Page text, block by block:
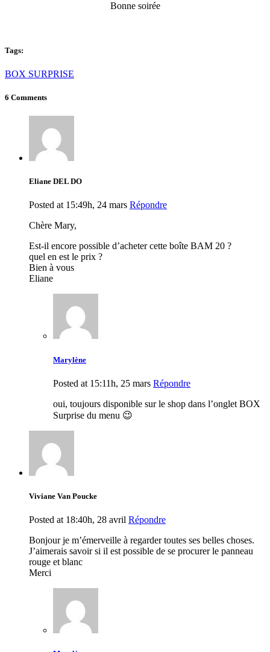
Bonne soirée
Tags:
BOX SURPRISE
6 Comments
Eliane DEL DO
Posted at 15:49h, 24 mars Répondre
Chère Mary,
Est-il encore possible d’acheter cette boîte BAM 20 ?
quel en est le prix ?
Bien à vous
Eliane
Marylène
Posted at 15:11h, 25 mars Répondre
oui, toujours disponible sur le shop dans l’onglet BOX
Surprise du menu 😉
Viviane Van Poucke
Posted at 18:40h, 28 avril Répondre
Bonjour je m’émerveille à regarder toutes ses belles choses.
J’aimerais savoir si il est possible de se procurer le panneau
rouge et blanc
Merci